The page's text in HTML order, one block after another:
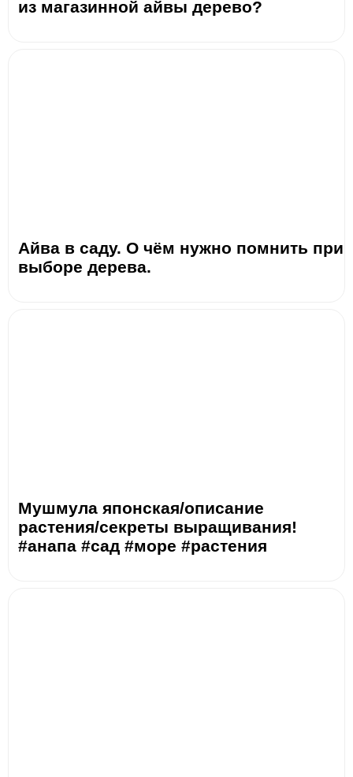
из магазинной айвы дерево?
Айва в саду. О чём нужно помнить при
выборе дерева.
Мушмула японская/описание
растения/секреты выращивания!
#анапа #сад #море #растения